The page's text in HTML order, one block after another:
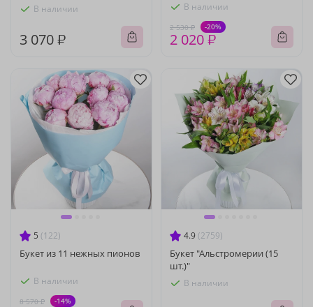
В наличии
3 070 ₽
В наличии
2 530 ₽ -20%
2 020 ₽
5 (122)
Букет из 11 нежных пионов
В наличии
8 570 ₽ -14%
4.9 (2759)
Букет "Альстромерии (15
шт.)"
В наличии